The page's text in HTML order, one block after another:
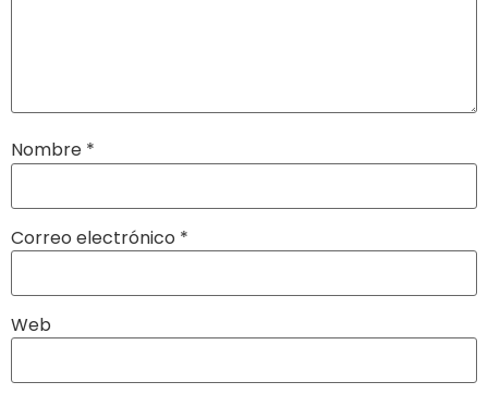
Nombre *
Correo electrónico *
Web